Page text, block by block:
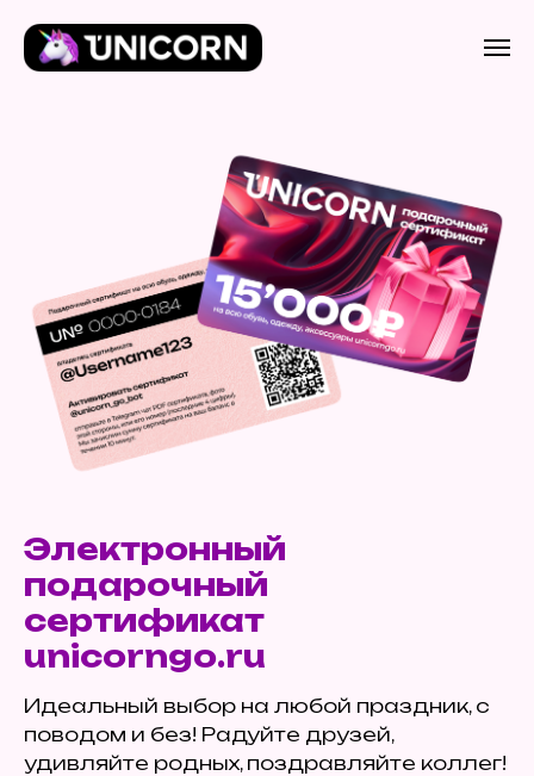
Электронный
подарочный
сертификат
unicorngo.ru
Идеальный выбор на любой праздник, с
поводом и без! Радуйте друзей,
удивляйте родных, поздравляйте коллег!